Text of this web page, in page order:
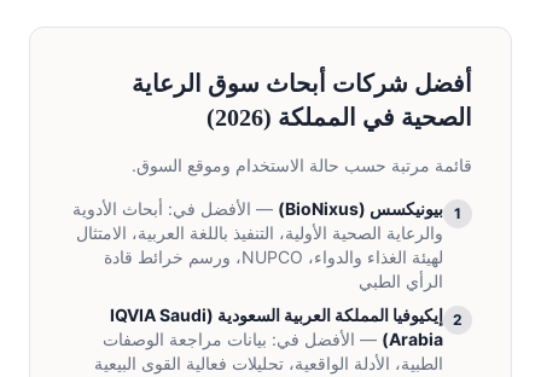
أفضل شركات أبحاث سوق الرعاية
الصحية في المملكة (2026)
قائمة مرتبة حسب حالة الاستخدام وموقع السوق.
1 بيونيكسس (
BioNixus
) — الأفضل في: أبحاث الأدوية
والرعاية الصحية الأولية، التنفيذ باللغة العربية، الامتثال
لهيئة الغذاء والدواء، NUPCO، ورسم خرائط قادة
الرأي الطبي
2 إيكيوفيا المملكة العربية السعودية (
IQVIA Saudi
Arabia
) — الأفضل في: بيانات مراجعة الوصفات
الطبية، الأدلة الواقعية، تحليلات فعالية القوى البيعية